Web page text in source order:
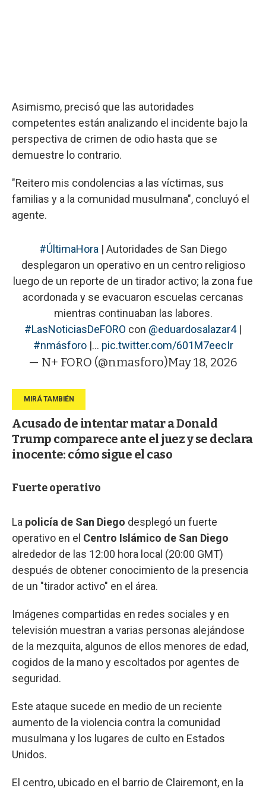
Asimismo, precisó que las autoridades
competentes están analizando el incidente bajo la
perspectiva de crimen de odio hasta que se
demuestre lo contrario.
"Reitero mis condolencias a las víctimas, sus
familias y a la comunidad musulmana", concluyó el
agente.
#ÚltimaHora | Autoridades de San Diego
desplegaron un operativo en un centro religioso
luego de un reporte de un tirador activo; la zona fue
acordonada y se evacuaron escuelas cercanas
mientras continuaban las labores.
#LasNoticiasDeFORO con @eduardosalazar4|
#nmásforo|… pic.twitter.com/601M7eecIr
— N+ FORO (@nmasforo)May 18, 2026
Acusado de intentar matar a Donald
Trump comparece ante el juez y se declara
inocente: cómo sigue el caso
Fuerte operativo
La policía de San Diego desplegó un fuerte
operativo en el Centro Islámico de San Diego
alrededor de las 12:00 hora local (20:00 GMT)
después de obtener conocimiento de la presencia
de un "tirador activo" en el área.
Imágenes compartidas en redes sociales y en
televisión muestran a varias personas alejándose
de la mezquita, algunos de ellos menores de edad,
cogidos de la mano y escoltados por agentes de
seguridad.
Este ataque sucede en medio de un reciente
aumento de la violencia contra la comunidad
musulmana y los lugares de culto en Estados
Unidos.
El centro, ubicado en el barrio de Clairemont, en la